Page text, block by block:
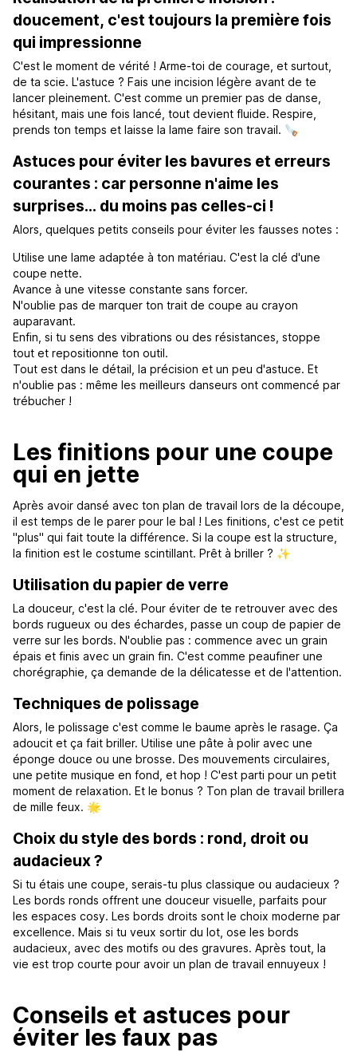
doucement, c'est toujours la première fois
qui impressionne
C'est le moment de vérité ! Arme-toi de courage, et surtout,
de ta scie. L'astuce ? Fais une incision légère avant de te
lancer pleinement. C'est comme un premier pas de danse,
hésitant, mais une fois lancé, tout devient fluide. Respire,
prends ton temps et laisse la lame faire son travail. 🪚
Astuces pour éviter les bavures et erreurs
courantes : car personne n'aime les
surprises... du moins pas celles-ci !
Alors, quelques petits conseils pour éviter les fausses notes :
Utilise une lame adaptée à ton matériau. C'est la clé d'une
coupe nette.
Avance à une vitesse constante sans forcer.
N'oublie pas de marquer ton trait de coupe au crayon
auparavant.
Enfin, si tu sens des vibrations ou des résistances, stoppe
tout et repositionne ton outil.
Tout est dans le détail, la précision et un peu d'astuce. Et
n'oublie pas : même les meilleurs danseurs ont commencé par
trébucher !
Les finitions pour une coupe
qui en jette
Après avoir dansé avec ton plan de travail lors de la découpe,
il est temps de le parer pour le bal ! Les finitions, c'est ce petit
"plus" qui fait toute la différence. Si la coupe est la structure,
la finition est le costume scintillant. Prêt à briller ? ✨
Utilisation du papier de verre
La douceur, c'est la clé. Pour éviter de te retrouver avec des
bords rugueux ou des échardes, passe un coup de papier de
verre sur les bords. N'oublie pas : commence avec un grain
épais et finis avec un grain fin. C'est comme peaufiner une
chorégraphie, ça demande de la délicatesse et de l'attention.
Techniques de polissage
Alors, le polissage c'est comme le baume après le rasage. Ça
adoucit et ça fait briller. Utilise une pâte à polir avec une
éponge douce ou une brosse. Des mouvements circulaires,
une petite musique en fond, et hop ! C'est parti pour un petit
moment de relaxation. Et le bonus ? Ton plan de travail brillera
de mille feux. 🌟
Choix du style des bords : rond, droit ou
audacieux ?
Si tu étais une coupe, serais-tu plus classique ou audacieux ?
Les bords ronds offrent une douceur visuelle, parfaits pour
les espaces cosy. Les bords droits sont le choix moderne par
excellence. Mais si tu veux sortir du lot, ose les bords
audacieux, avec des motifs ou des gravures. Après tout, la
vie est trop courte pour avoir un plan de travail ennuyeux !
Conseils et astuces pour
éviter les faux pas